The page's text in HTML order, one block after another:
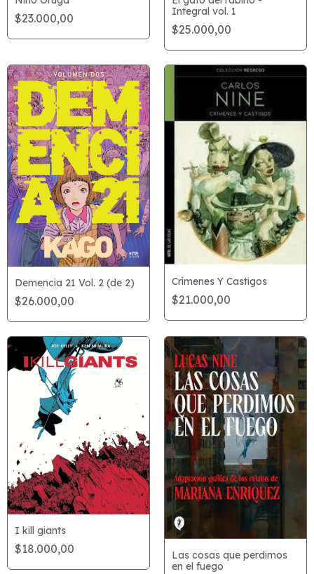
$23.000,00
Integral vol. 1
$25.000,00
Demencia 21 Vol. 2 (de 2)
$26.000,00
Crímenes Y Castigos
$21.000,00
I kill giants
$18.000,00
Las cosas que perdimos
en el fuego